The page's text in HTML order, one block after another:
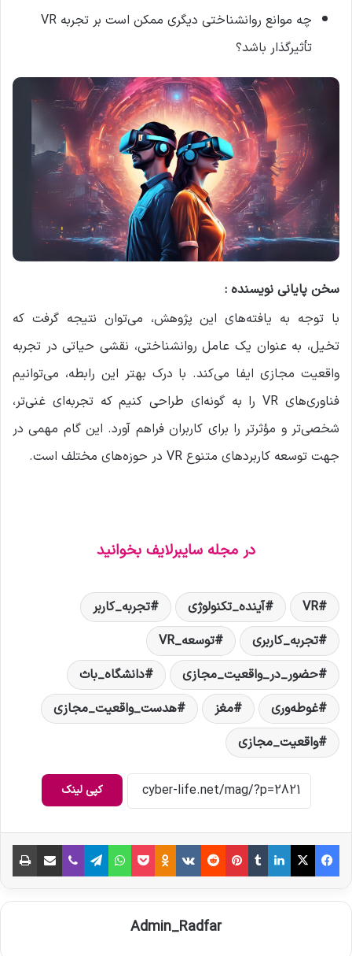
چه موانع روانشناختی دیگری ممکن است بر تجربه VR
تأثیرگذار باشد؟
سخن پایانی نویسنده :
با توجه به یافته‌های این پژوهش، می‌توان نتیجه گرفت که
تخیل، به عنوان یک عامل روانشناختی، نقشی حیاتی در تجربه
واقعیت مجازی ایفا می‌کند. با درک بهتر این رابطه، می‌توانیم
فناوری‌های VR را به گونه‌ای طراحی کنیم که تجربه‌ای غنی‌تر،
شخصی‌تر و مؤثرتر را برای کاربران فراهم آورد. این گام مهمی در
جهت توسعه کاربردهای متنوع VR در حوزه‌های مختلف است.
در مجله سایبرلایف بخوانید
VR آینده_تکنولوژی
تجربه_کاربر
تجربه_کاربری
توسعه_VR
حضور_در_واقعیت_مجازی
دانشگاه_باث
غوطه‌وری
مغز
هدست_واقعیت_مجازی
واقعیت_مجازی
کپی لینک
فیس بوک X لینکدین ‫تامبلر ‫پین‌ترست ‫رددیت ‫VKontakte
‫Odnoklassniki پاکت واتس آپ تلگرام وایبر اشتراک گذاری از طریق ایمیل
Admin_Radfar